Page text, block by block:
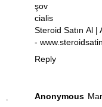
şov
cialis
Steroid Satın Al
-
Reply
Anonymous